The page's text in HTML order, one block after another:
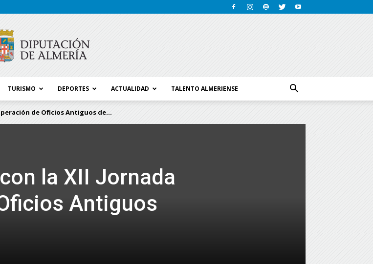
TURISMO DEPORTES ACTUALIDAD TALENTO ALMERIENSE
de Oficios Antiguos de...
la XII Jornada
Antiguos